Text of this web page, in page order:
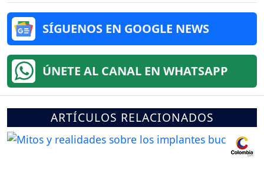
SÍGUENOS EN GOOGLE NEWS
ÚNETE AL CANAL EN WHATSAPP
ARTÍCULOS RELACIONADOS